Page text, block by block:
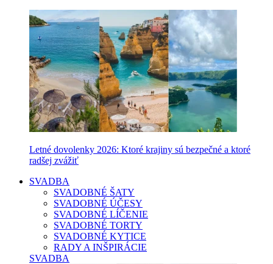
Letné dovolenky 2026: Ktoré krajiny sú bezpečné a ktoré
radšej zvážiť
SVADBA
SVADOBNÉ ŠATY
SVADOBNÉ ÚČESY
SVADOBNÉ LÍČENIE
SVADOBNÉ TORTY
SVADOBNÉ KYTICE
RADY A INŠPIRÁCIE
SVADBA